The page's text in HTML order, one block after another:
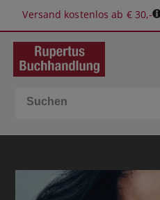
Versand kostenlos ab € 30,-
BÜCHER
SPIELE